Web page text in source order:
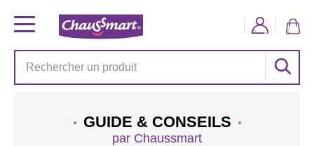
GUIDE & CONSEILS
par Chaussmart